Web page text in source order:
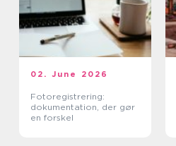
02. June 2026
Fotoregistrering:
dokumentation, der gør
en forskel